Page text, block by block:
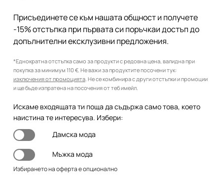
Присъединете се към нашата общност и получете
-15% отстъпка при първата си поръчкаи достъп до
допълнителни ексклузивни предложения.
*Еднократна отстъпка само за продукти с редовна цена, валидна при
покупка за минимум 110 €. Не важи за продуктите посочени тук:
изключения от промоцията. Не се комбинира с други отстъпки и промоции
и ще бъде изпратена на посочения от теб имейл.
Искаме входящата ти поща да съдържа само това, което
наистина те интересува. Избери:
Дамска мода
Мъжка мода
Избирането на оферта е опционално